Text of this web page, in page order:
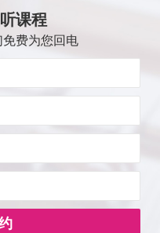
课程
免费为您回电